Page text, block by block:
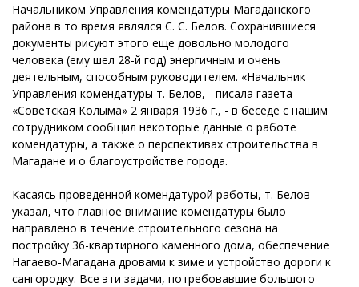
Начальником Управления комендатуры Магаданского
района в то время являлся С. С. Белов. Сохранившиеся
документы рисуют этого еще довольно молодого
человека (ему шел 28-й год) энергичным и очень
деятельным, способным руководителем. «Начальник
Управления комендатуры т. Белов, - писала газета
«Советская Колыма» 2 января 1936 г., - в беседе с нашим
сотрудником сообщил некоторые данные о работе
комендатуры, а также о перспективах строительства в
Магадане и о благоустройстве города.
Касаясь проведенной комендатурой работы, т. Белов
указал, что главное внимание комендатуры было
направлено в течение строительного сезона на
постройку 36-квартирного каменного дома, обеспечение
Нагаево-Магадана дровами к зиме и устройство дороги к
сангородку. Все эти задачи, потребовавшие большого